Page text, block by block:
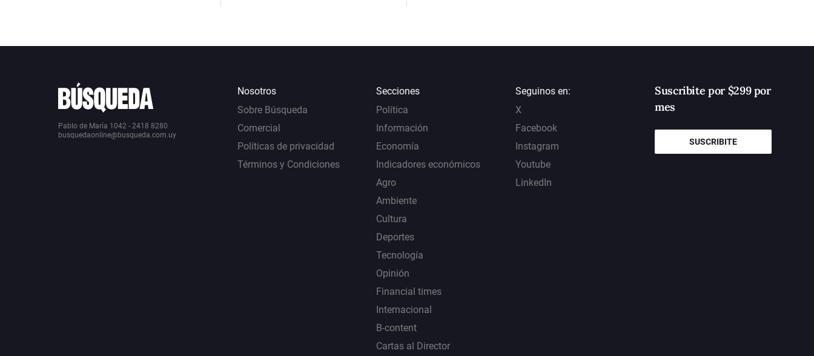
Pablo de María 1042 - 2418 8280
busquedaonline@busqueda.com.uy
Nosotros
Sobre Búsqueda
Comercial
Políticas de privacidad
Términos y Condiciones
Secciones
Política
Información
Economía
Indicadores económicos
Agro
Ambiente
Cultura
Deportes
Tecnología
Opinión
Financial times
Internacional
B-content
Cartas al Director
Seguinos en:
X
Facebook
Instagram
Youtube
LinkedIn
Suscribite por $299 por
mes
SUSCRIBITE